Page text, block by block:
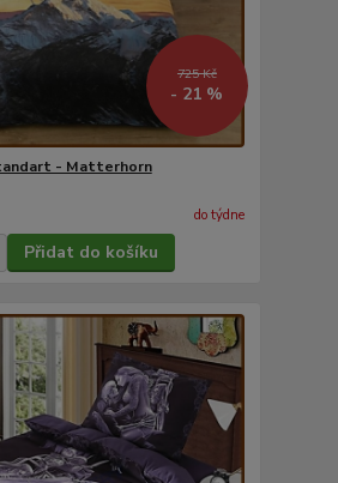
725 Kč
- 21 %
- Matterhorn
do týdne
Přidat do košíku